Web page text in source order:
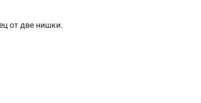
от две нишки.